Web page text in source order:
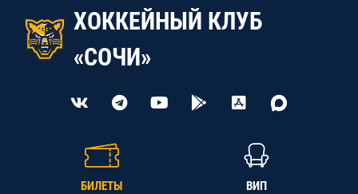
ХОККЕЙНЫЙ КЛУБ
«СОЧИ»
БИЛЕТЫ ВИП